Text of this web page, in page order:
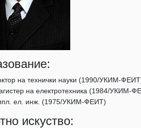
на технички науки (1990/УКИМ-
на електротехника (1984/УКИМ-
ел. инж. (1975/УКИМ-ФЕИТ)
искуство: